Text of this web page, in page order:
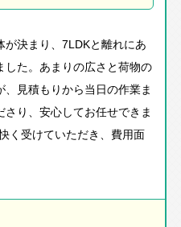
決まり、7LDKと離れにあ
た。あまりの広さと荷物の
見積もりから当日の作業ま
り、安心してお任せできま
く受けていただき、費用面